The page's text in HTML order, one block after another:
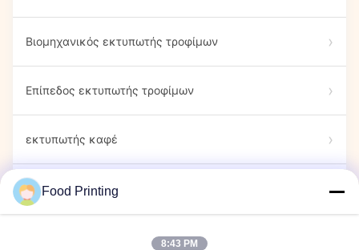
Βιομηχανικός εκτυπωτής τροφίμων
Επίπεδος εκτυπωτής τροφίμων
εκτυπωτής καφέ
Βρώσιμοι Μαρκαδόροι
Εκτυπωτής Ζαχαρωτών
Food Printing
8:43 PM